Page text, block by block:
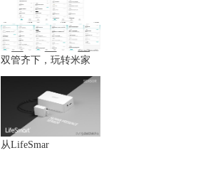
双管齐下，玩转米家
从LifeSmar